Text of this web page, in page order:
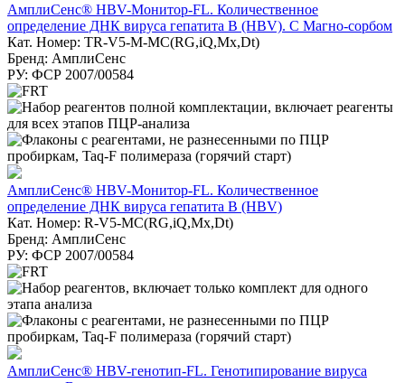
АмплиСенс® HBV-Монитор-FL. Количественное
определение ДНК вируса гепатита В (HBV). С Магно-сорбом
Кат. Номер: TR-V5-M-MC(RG,iQ,Мх,Dt)
Бренд: АмплиСенс
РУ: ФСР 2007/00584
АмплиСенс® HBV-Монитор-FL. Количественное
определение ДНК вируса гепатита В (HBV)
Кат. Номер: R-V5-MC(RG,iQ,Mx,Dt)
Бренд: АмплиСенс
РУ: ФСР 2007/00584
АмплиСенс® HBV-генотип-FL. Генотипирование вируса